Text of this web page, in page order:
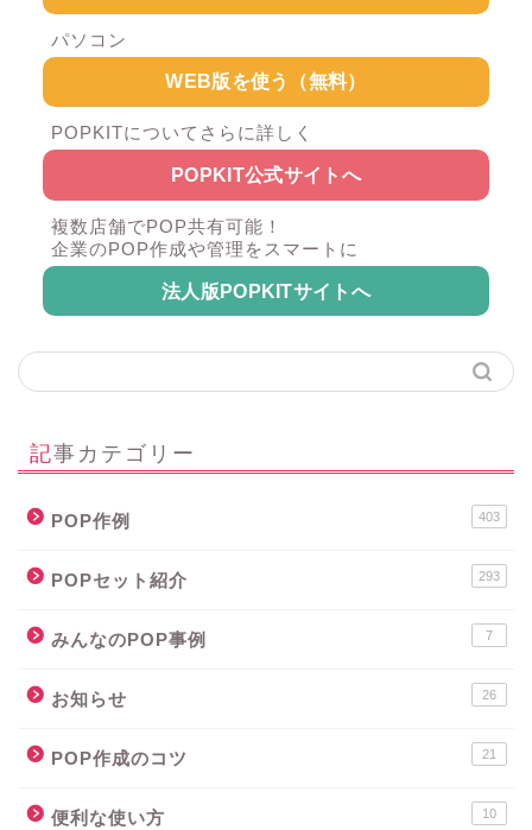
パソコン
WEB版を使う（無料）
POPKITについてさらに詳しく
POPKIT公式サイトへ
複数店舗でPOP共有可能！
企業のPOP作成や管理をスマートに
法人版POPKITサイトへ
記事カテゴリー
POP作例 403
POPセット紹介 293
みんなのPOP事例 7
お知らせ 26
POP作成のコツ 21
便利な使い方 10